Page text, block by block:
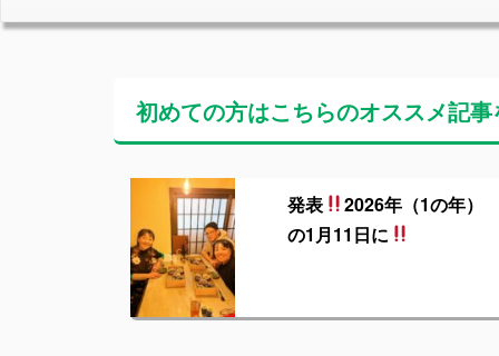
初めての方はこちらのオススメ記
発表
2026年（1の年）
の1月11日に